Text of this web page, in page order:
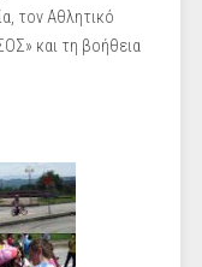
τον Αθλητικό
και τη βοήθεια